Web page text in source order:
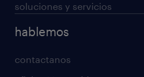
soluciones y servicios
hablemos
contactanos